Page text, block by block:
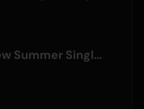
KOMOREBI Releases New Summer Single 'Letsu Natsu'